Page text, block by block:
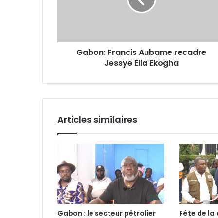
Gabon: Francis Aubame recadre
Jessye Ella Ekogha
Articles similaires
Gabon : le secteur pétrolier
Fête de la